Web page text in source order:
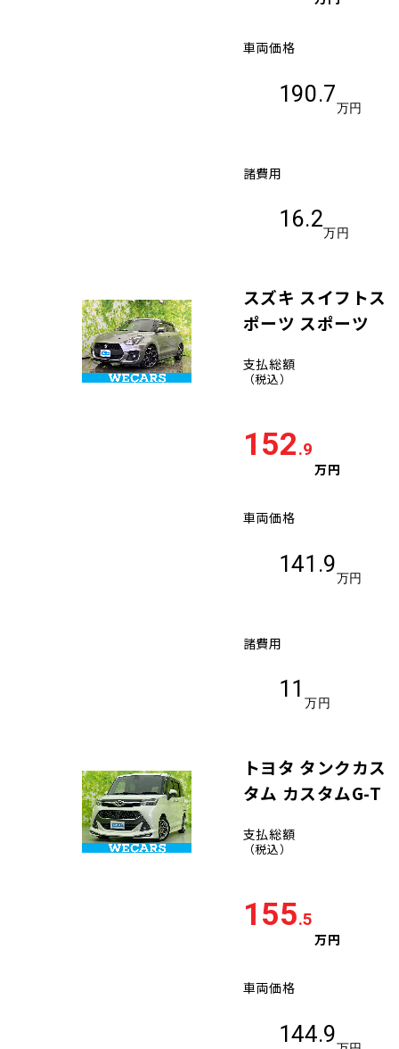
車両価格
190.7
万円
諸費用
16.2
万円
スズキ スイフトス
ポーツ スポーツ
支払総額
（税込）
152.9
万円
車両価格
141.9
万円
諸費用
11
万円
トヨタ タンクカス
タム カスタムG-T
支払総額
（税込）
155.5
万円
車両価格
144.9